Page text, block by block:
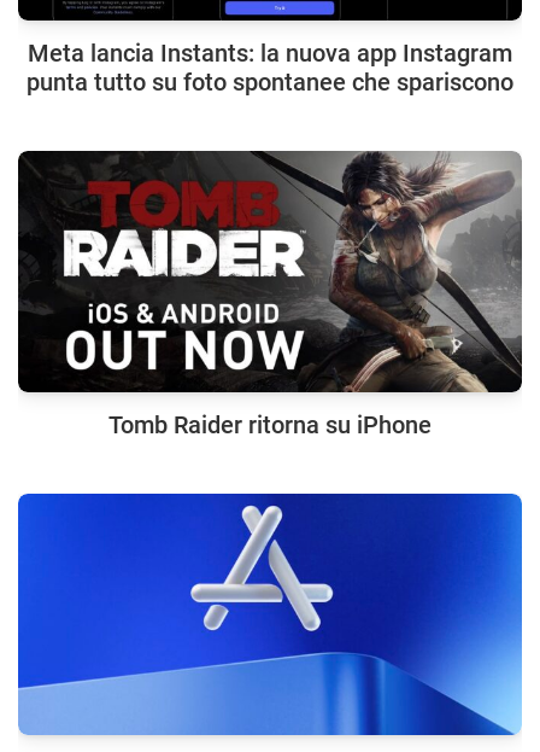
Meta lancia Instants: la nuova app Instagram
punta tutto su foto spontanee che spariscono
Tomb Raider ritorna su iPhone